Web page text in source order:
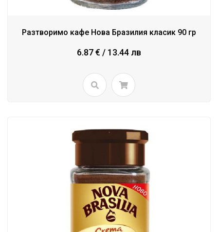
Разтворимо кафе Нова Бразилия класик 90 гр
6.87 € / 13.44 лв